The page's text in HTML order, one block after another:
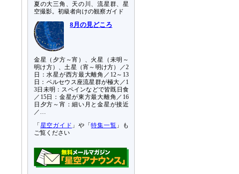
夏の大三角、天の川、流星群、星
空撮影。初級者向けの観察ガイド
8月の見どころ
金星（夕方～宵）、火星（未明～
明け方）、土星（宵～明け方）／2
日：水星が西方最大離角／12～13
日：ペルセウス座流星群が極大／1
3日未明：スペインなどで皆既日食
／15日：金星が東方最大離角／16
日夕方～宵：細い月と金星が接近
／…
「 星空ガイド 」や「特集一覧 」も
ご覧ください